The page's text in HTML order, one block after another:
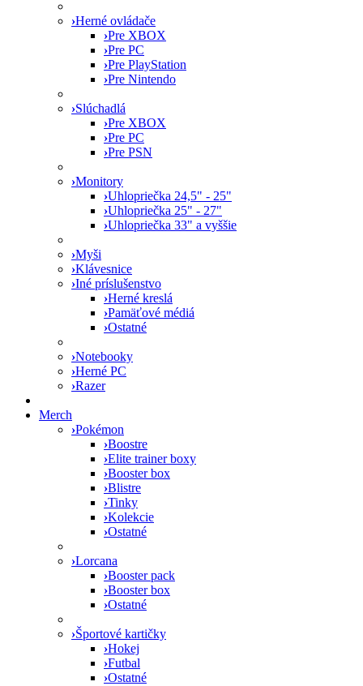
›Herné ovládače
›Pre XBOX
›Pre PC
›Pre PlayStation
›Pre Nintendo
›Slúchadlá
›Pre XBOX
›Pre PC
›Pre PSN
›Monitory
›Uhlopriečka 24,5" - 25"
›Uhlopriečka 25" - 27"
›Uhlopriečka 33" a vyššie
›Myši
›Klávesnice
›Iné príslušenstvo
›Herné kreslá
›Pamäťové médiá
›Ostatné
›Notebooky
›Herné PC
›Razer
Merch
›Pokémon
›Boostre
›Elite trainer boxy
›Booster box
›Blistre
›Tinky
›Kolekcie
›Ostatné
›Lorcana
›Booster pack
›Booster box
›Ostatné
›Športové kartičky
›Hokej
›Futbal
›Ostatné